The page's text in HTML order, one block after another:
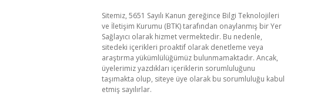
Sitemiz, 5651 Sayılı Kanun gereğince Bilgi Teknolojileri
ve İletişim Kurumu (BTK) tarafından onaylanmış bir Yer
Sağlayıcı olarak hizmet vermektedir. Bu nedenle,
sitedeki içerikleri proaktif olarak denetleme veya
araştırma yükümlülüğümüz bulunmamaktadır. Ancak,
üyelerimiz yazdıkları içeriklerin sorumluluğunu
taşımakta olup, siteye üye olarak bu sorumluluğu kabul
etmiş sayılırlar.